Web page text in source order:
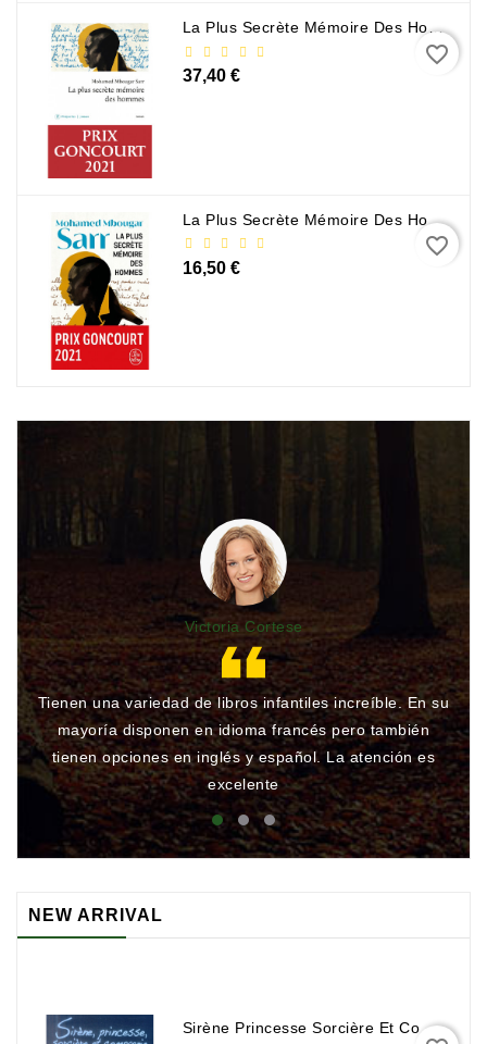
La Plus Secrète Mémoire Des Hommes - Mohamed Mbougar Sarr
37,40 €
favorite_border
La Plus Secrète Mémoire Des Hommes - Mohamed Mbougar Sarr
16,50 €
favorite_border
Victoria Cortese
Tienen una variedad de libros infantiles increíble. En su
mayoría disponen en idioma francés pero también
tienen opciones en inglés y español. La atención es
excelente
NEW ARRIVAL
Sirène Princesse Sorcière Et Compagnie